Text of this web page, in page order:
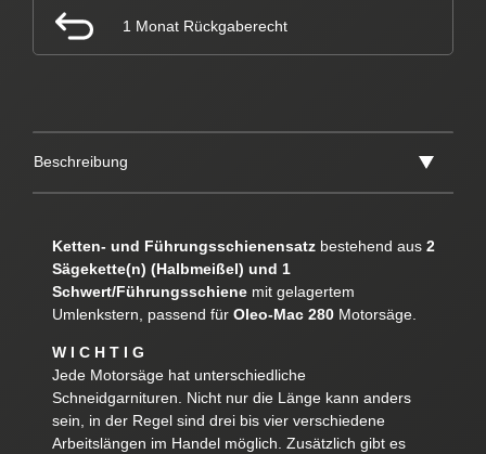
1 Monat Rückgaberecht
Beschreibung
Ketten- und Führungsschienensatzbestehend aus 2
Sägekette(n) (Halbmeißel) und 1
Schwert/Führungsschienemit gelagertem
Umlenkstern, passend für Oleo-Mac 280Motorsäge.
W I C H T I G
Jede Motorsäge hat unterschiedliche
Schneidgarnituren. Nicht nur die Länge kann anders
sein, in der Regel sind drei bis vier verschiedene
Arbeitslängen im Handel möglich. Zusätzlich gibt es